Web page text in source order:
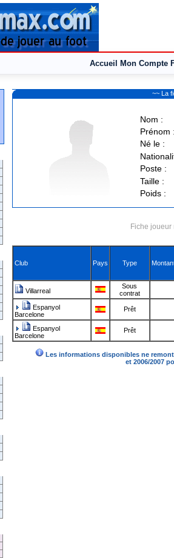
Accueil Mon Compte
~~ La
Nom :
Prénom
Né le :
Poste :
Taille :
Poids :
Fiche
Club Pays Type
Villarreal
Sous
contrat
Espanyol
Barcelone
Prêt
Espanyol
Barcelone
Prêt
Les informations disponibles ne
et 2006/2007